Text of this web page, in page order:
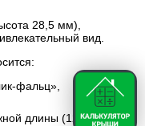
28,5 мм),
вид.
фальц»,
длины (1200-7000